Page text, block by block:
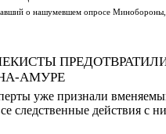
о нашумевшем опросе
АМУРЕ
уже признали
следственные действия с